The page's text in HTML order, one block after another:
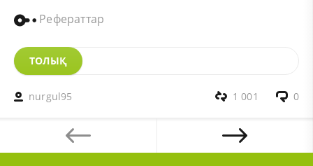
Рефераттар
ТОЛЫҚ
nurgul95 0
1 001